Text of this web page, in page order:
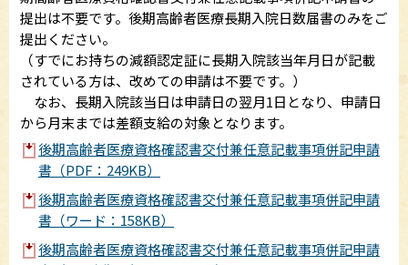
提出は不要です。後期高齢者医療長期入院日数届書のみをご
提出ください。
（すでにお持ちの減額認定証に長期入院該当年月日が記載
されている方は、改めての申請は不要です。）
なお、長期入院該当日は申請日の翌月1日となり、申請日
から月末までは差額支給の対象となります。
後期高齢者医療資格確認書交付兼任意記載事項併記申請
書（PDF：249KB）
後期高齢者医療資格確認書交付兼任意記載事項併記申請
書（ワード：158KB）
後期高齢者医療資格確認書交付兼任意記載事項併記申請